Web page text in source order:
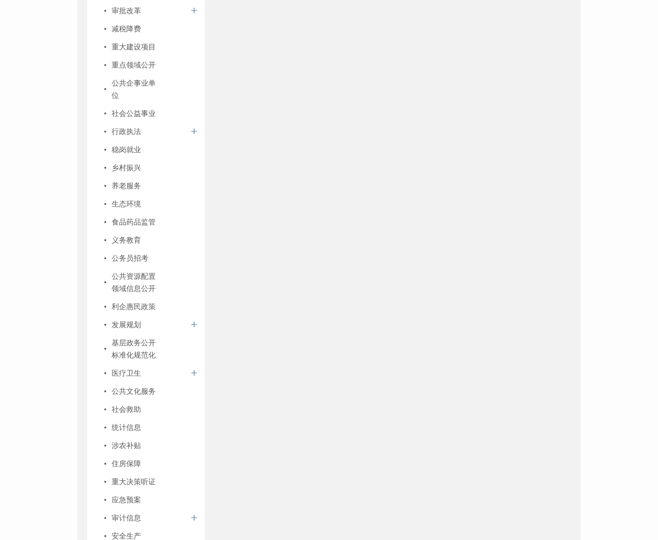
审批改革
减税降费
重大建设项目
重点领域公开
公共企事业单
位
社会公益事业
行政执法
稳岗就业
乡村振兴
养老服务
生态环境
食品药品监管
义务教育
公务员招考
公共资源配置
领域信息公开
利企惠民政策
发展规划
基层政务公开
标准化规范化
医疗卫生
公共文化服务
社会救助
统计信息
涉农补贴
住房保障
重大决策听证
应急预案
审计信息
安全生产